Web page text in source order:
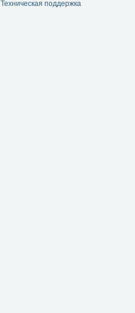
Техническая поддержка